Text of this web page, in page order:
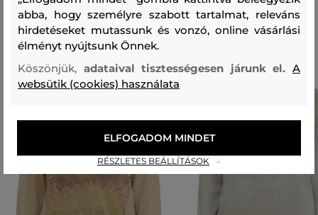
Ajánlott termékek
abba, hogy személyre szabott tartalmat, releváns
hirdetéseket mutassunk és vonzó, online vásárlási
élményt nyújtsunk Önnek.
Köszönjük, adataival tisztességesen járunk el.A
websütik (cookies) használata
RÉSZLETES BEÁLLÍTÁSOK
ELFOGADOM MINDET